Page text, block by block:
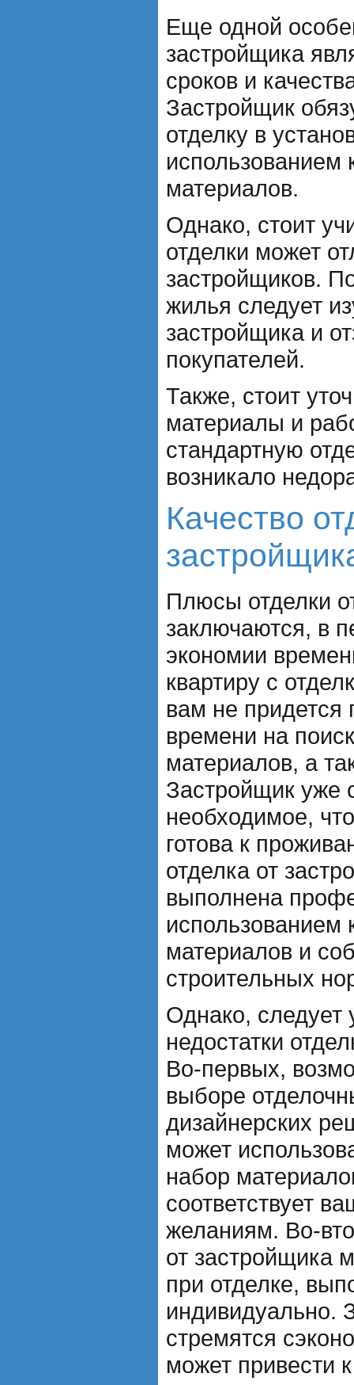
Еще одной
застройщика
сроков и
Застройщик
отделку в
использованием
материалов.
Однако, стоит
отделки может
застройщиков.
жилья следует
застройщика и
покупателей.
Также, стоит
материалы и
стандартную
возникало
Качество
Плюсы отделки
заключаются, в
экономии
квартиру с
вам не придется
времени на
материалов, а
Застройщик уже
необходимое,
готова к
отделка от
выполнена
использованием
материалов и
строительных
Однако, следует
недостатки
Во-первых,
выборе
дизайнерских
может
набор
соответствует
желаниям. Во-
от застройщика
при отделке,
индивидуально.
стремятся
может привести